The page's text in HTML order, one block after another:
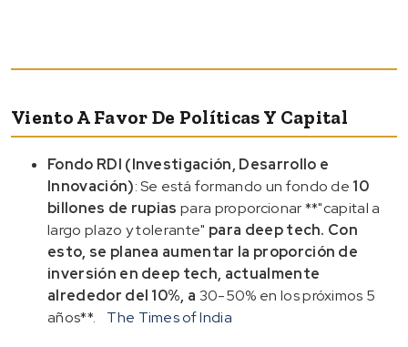
Viento A Favor De Políticas Y Capital
Fondo RDI (Investigación, Desarrollo e
Innovación): Se está formando un fondo de 10
billones de rupias para proporcionar **"capital a
largo plazo y tolerante" para deep tech. Con
esto, se planea aumentar la proporción de
inversión en deep tech, actualmente
alrededor del 10%, a 30-50% en los próximos 5
años**.
The Times of India